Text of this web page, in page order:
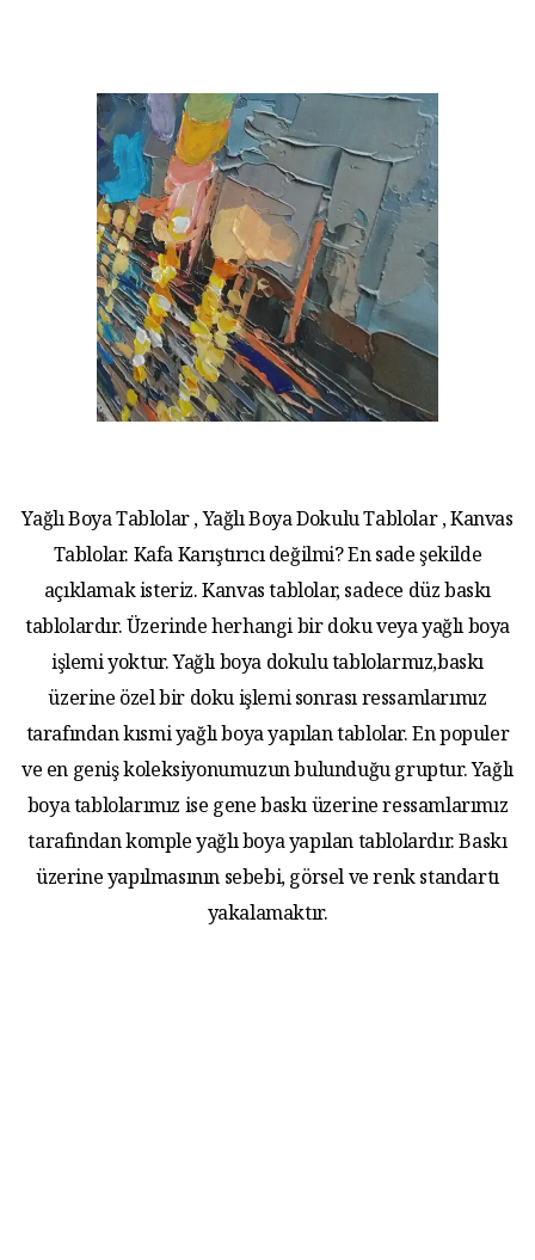
Yağlı Boya Tablolar , Yağlı Boya Dokulu Tablolar , Kanvas
Tablolar. Kafa Karıştırıcı değilmi? En sade şekilde
açıklamak isteriz. Kanvas tablolar, sadece düz baskı
tablolardır. Üzerinde herhangi bir doku veya yağlı boya
işlemi yoktur. Yağlı boya dokulu tablolarmız,baskı
üzerine özel bir doku işlemi sonrası ressamlarımız
tarafından kısmi yağlı boya yapılan tablolar. En populer
ve en geniş koleksiyonumuzun bulunduğu gruptur. Yağlı
boya tablolarımız ise gene baskı üzerine ressamlarımız
tarafından komple yağlı boya yapılan tablolardır. Baskı
üzerine yapılmasının sebebi, görsel ve renk standartı
yakalamaktır.